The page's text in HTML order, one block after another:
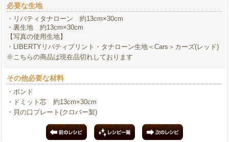
必要な生地
・リバティタナローン 約13cm×30cm
・裏生地 約13cm×30cm
【写真の使用生地】
・LIBERTYリバティプリント・タナローン生地＜Cars＞カーズ(レッド)
※こちらの商品は現在品切れしております
その他必要な材料
・ボンド
・ドミット芯 約13cm×30cm
・貝の口プレート(クロバー製)